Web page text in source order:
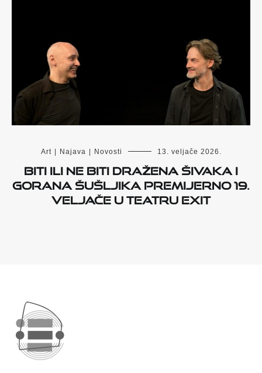
Art | Najava | Novosti 13. veljače 2026.
Biti ili ne biti Dražena Šivaka i
Gorana Šušljika premijerno 19.
veljače u Teatru Exit